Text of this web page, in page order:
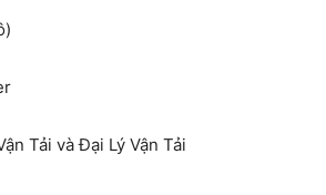
Tải và Đại Lý Vận Tải